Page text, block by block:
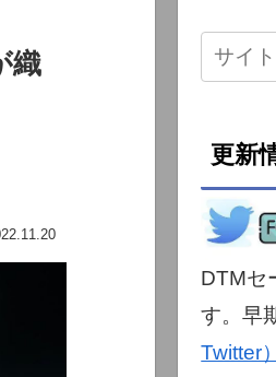
織
更新
DTMセ
す。早
Twitter